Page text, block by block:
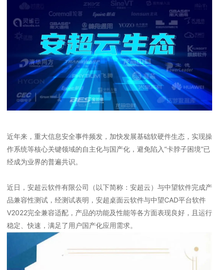
近年来，重大信息安全事件频发，加快发展基础软硬件生态，实现操
作系统等核心关键领域的自主化与国产化，避免陷入“卡脖子困境”已
经成为业界的普遍共识。
近日，安超云软件有限公司（以下简称：安超云）与中望软件完成产
品兼容性测试，经测试表明，安超桌面云软件与中望CAD平台软件
V2022完全兼容适配，产品的功能及性能等各方面表现良好，且运行
稳定、快速，满足了用户国产化应用需求。